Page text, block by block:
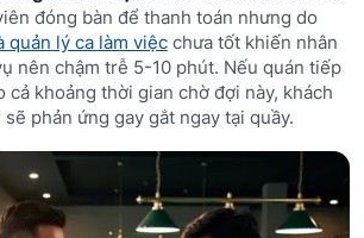
đóng bàn để thanh toán nhưng do
quản lý ca làm việcchưa tốt khiến nhân
nên chậm trễ 5-10 phút. Nếu quán tiếp
cả khoảng thời gian chờ đợi này, khách
phản ứng gay gắt ngay tại quầy.